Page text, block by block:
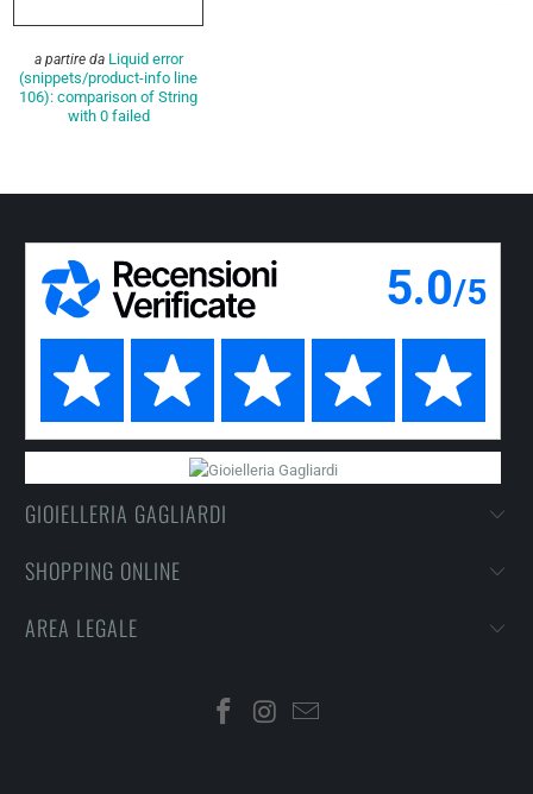
a partire daLiquid error
(snippets/product-info line
106): comparison of String
with 0 failed
GIOIELLERIA GAGLIARDI
SHOPPING ONLINE
AREA LEGALE